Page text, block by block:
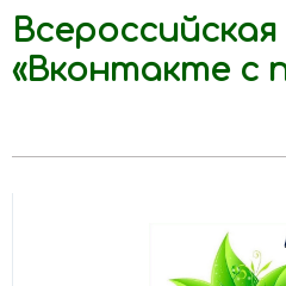
«Вконтакте с